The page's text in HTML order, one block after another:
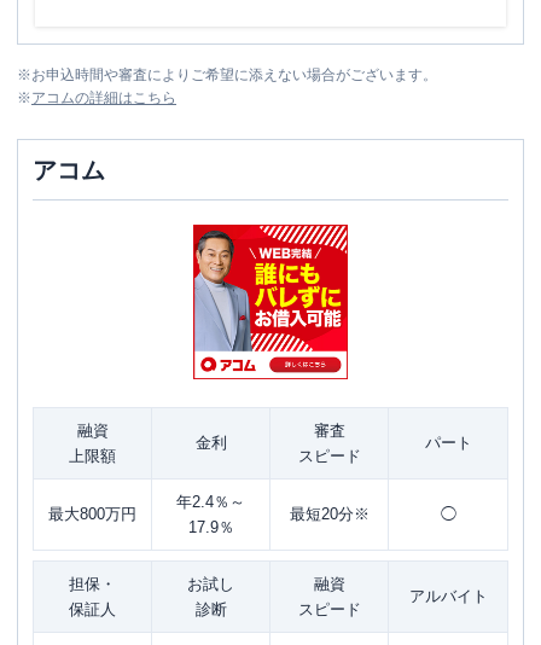
※お申込時間や審査によりご希望に添えない場合がございます。
※アコムの詳細はこちら
アコム
融資
上限額
金利
審査
スピード
パート
最大800万円
年2.4％～
17.9％
最短20分※ ◯
担保・
保証人
お試し
診断
融資
スピード
アルバイト